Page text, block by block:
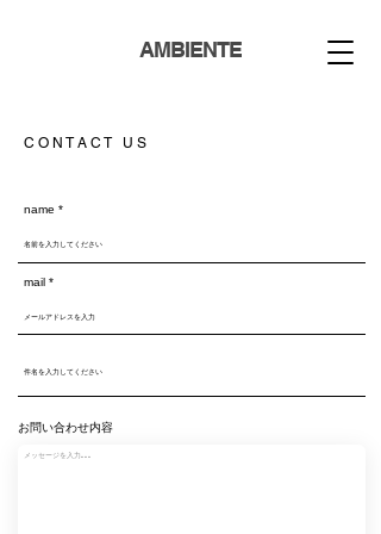
AMBIENTE
C O N T A C T U S
name
mail
お問い合わせ内容